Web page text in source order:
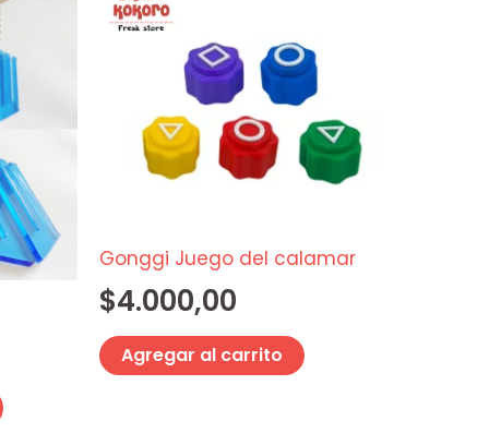
tiene
múltiples
variantes.
opciones
se
pueden
elegir
en
producto
Gonggi Juego del calamar
$4.000,00
Agregar al carrito